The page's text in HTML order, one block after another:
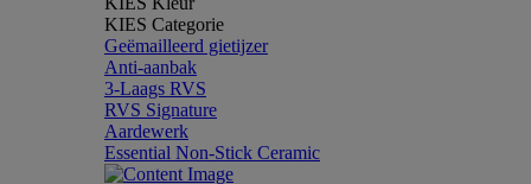
KIES Categorie
Geëmailleerd gietijzer
Anti-aanbak
3-Laags RVS
RVS Signature
Aardewerk
Essential Non-Stick Ceramic